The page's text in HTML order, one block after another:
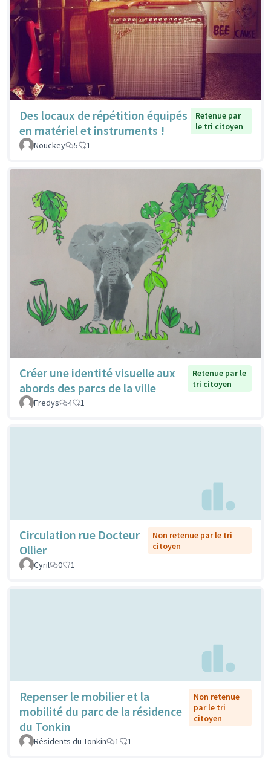
Des locaux de répétition équipés
en matériel et instruments !
Retenue par
le tri citoyen
Nouckey
5 1
Créer une identité visuelle aux
abords des parcs de la ville
Retenue par le
tri citoyen
Fredys
4 1
Circulation rue Docteur
Ollier
Non retenue par le tri
citoyen
Cyril
0 1
Repenser le mobilier et la
mobilité du parc de la résidence
du Tonkin
Non retenue
par le tri
citoyen
Résidents du Tonkin 1 1